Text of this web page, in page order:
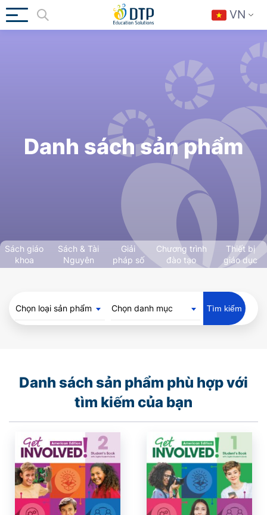
VN
Danh sách sản phẩm
Sách giáo
khoa
Sách & Tài
Nguyên
Giải
pháp số
Chương trình
đào tạo
Thiết bị
giáo dục
Chọn loại sản phẩm Chọn danh mục Tìm kiếm
Danh sách sản phẩm phù hợp với
tìm kiếm của bạn